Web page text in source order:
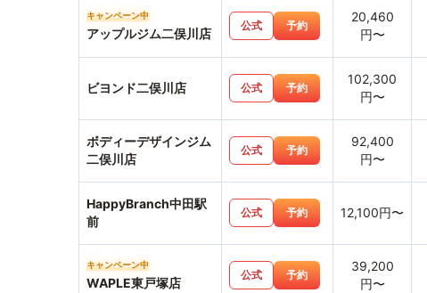
キャンペーン中
アップルジム二俣川店
公式 予約
20,460
円〜
ビヨンド二俣川店 公式 予約
102,300
円〜
ボディーデザインジム
二俣川店
公式 予約
92,400
円〜
HappyBranch中田駅
前
公式 予約 12,100円〜
キャンペーン中
WAPLE東戸塚店
公式 予約
39,200
円〜